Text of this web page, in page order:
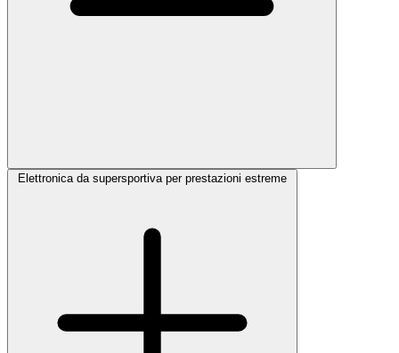
Elettronica da supersportiva per prestazioni estreme